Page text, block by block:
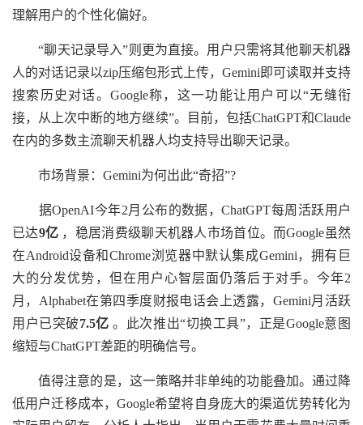
理解用户的个性化偏好。
“聊天记录导入”则更为直接。用户只需将其他聊天机器
人的对话记录以zip压缩包形式上传，Gemini即可读取并支持
搜索历史对话。Google称，这一功能让用户可以“无缝衔
接，从上次中断的地方继续”。目前，包括ChatGPT和Claude
在内的多数主流聊天机器人均支持导出聊天记录。
市场背景：Gemini为何出此“奇招”?
据OpenAI今年2月公布的数据，ChatGPT每周活跃用户
已达9亿 ，稳居消费级聊天机器人市场首位。而Google虽然
在Android设备和Chrome浏览器中默认集成Gemini，拥有巨
大的分发优势，但在用户心智层面仍落后于对手。今年2
月，Alphabet在第四季度财报电话会上透露，Gemini月活跃
用户已突破7.5亿 。此次推出“切换工具”，正是Google意图
缩短与ChatGPT差距的明确信号。
值得注意的是，这一策略并非单纯的功能叠加。通过降
低用户迁移成本，Google希望将自身庞大的渠道优势转化为